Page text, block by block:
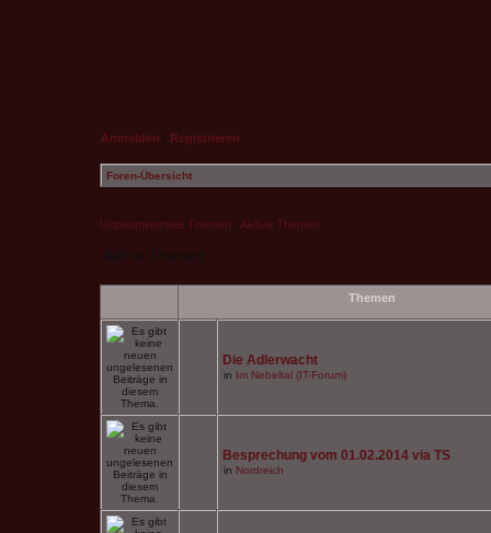
Anmelden Registrieren
Foren-Übersicht
Unbeantwortete Themen Aktive Themen
Themen
Die Adlerwacht
in Im Nebeltal (IT-Forum)
Besprechung vom 01.02.2014 via TS
in Nordreich